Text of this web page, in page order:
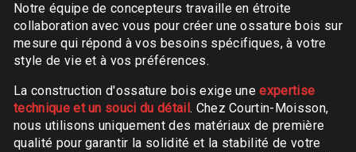
Notre équipe de concepteurs travaille en étroite
collaboration avec vous pour créer une ossature bois sur
mesure qui répond à vos besoins spécifiques, à votre
style de vie et à vos préférences.
La construction d'ossature bois exige uneexpertise
technique et un souci du détail . Chez Courtin-Moisson,
nous utilisons uniquement des matériaux de première
qualité pour garantir la solidité et la stabilité de votre